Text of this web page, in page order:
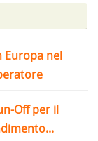
Europa nel
Off per il